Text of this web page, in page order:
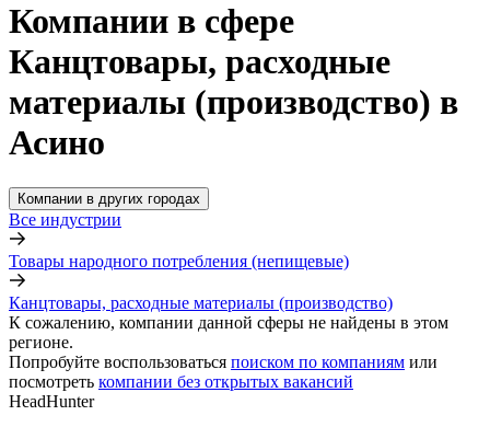
Компании в сфере
Канцтовары, расходные
материалы (производство) в
Асино
Компании в других городах
Все индустрии
Товары народного потребления (непищевые)
Канцтовары, расходные материалы (производство)
К сожалению, компании данной сферы не найдены в этом
регионе.
Попробуйте воспользоваться поиском по компаниям или
посмотреть компании без открытых вакансий
HeadHunter